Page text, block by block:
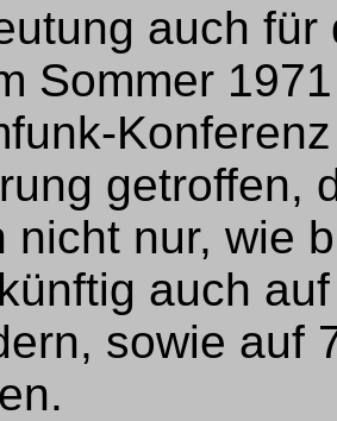
auch
Sommer
getroffen,
nicht nur, wie
auch
sowie auf